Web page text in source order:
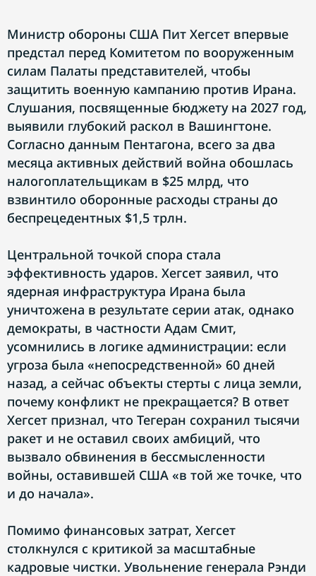
Министр обороны США Пит Хегсет впервые
предстал перед Комитетом по вооруженным
силам Палаты представителей, чтобы
защитить военную кампанию против Ирана.
Слушания, посвященные бюджету на 2027 год,
выявили глубокий раскол в Вашингтоне.
Согласно данным Пентагона, всего за два
месяца активных действий война обошлась
налогоплательщикам в $25 млрд, что
взвинтило оборонные расходы страны до
беспрецедентных $1,5 трлн.
Центральной точкой спора стала
эффективность ударов. Хегсет заявил, что
ядерная инфраструктура Ирана была
уничтожена в результате серии атак, однако
демократы, в частности Адам Смит,
усомнились в логике администрации: если
угроза была «непосредственной» 60 дней
назад, а сейчас объекты стерты с лица земли,
почему конфликт не прекращается? В ответ
Хегсет признал, что Тегеран сохранил тысячи
ракет и не оставил своих амбиций, что
вызвало обвинения в бессмысленности
войны, оставившей США «в той же точке, что
и до начала».
Помимо финансовых затрат, Хегсет
столкнулся с критикой за масштабные
кадровые чистки. Увольнение генерала Рэнди